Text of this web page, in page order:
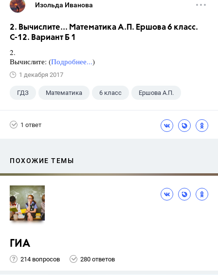
Изольда Иванова
2. Вычислите... Математика А.П. Ершова 6 класс.
С-12. Вариант Б 1
2.
Вычислите: (Подробнее...)
1 декабря 2017
ГДЗ Математика 6 класс Ершова А.П.
1 ответ
ПОХОЖИЕ ТЕМЫ
ГИА
214 вопросов 280 ответов